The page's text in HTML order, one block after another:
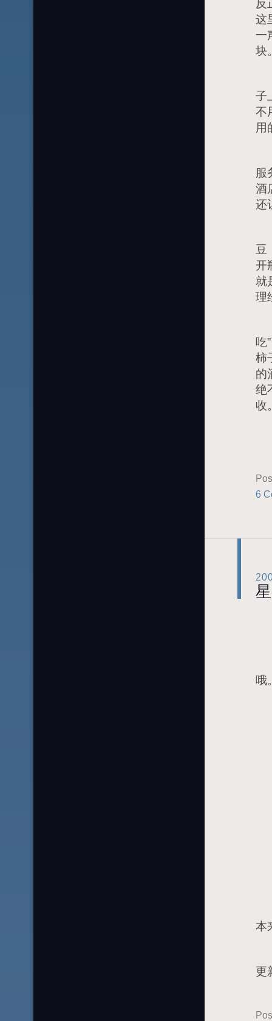
反
这
一
块
子
不
用
服
酒
还
豆
开
就
理
吃
柿
的
绝
收
6
哦
本
更